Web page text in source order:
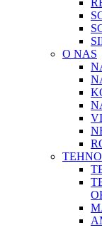
O NAS